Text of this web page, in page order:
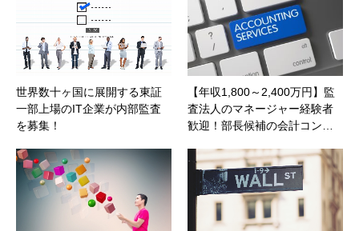
世界数十ヶ国に展開する東証
一部上場のIT企業が内部監査
を募集！
【年収1,800～2,400万円】監
査法人のマネージャー経験者
歓迎！部長候補の会計コン…